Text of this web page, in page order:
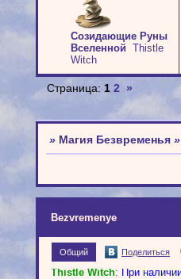
Созидающие Руны
Вселенной Thistle
Witch
Страница: 1 2 »
» Магия Безвременья »